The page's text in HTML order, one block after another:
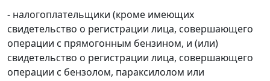
- налогоплательщики (кроме имеющих
свидетельство о регистрации лица, совершающего
операции с прямогонным бензином, и (или)
свидетельство о регистрации лица, совершающего
операции с бензолом, параксилолом или